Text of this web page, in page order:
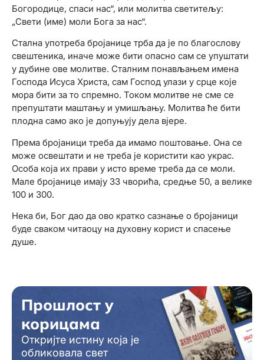
Богородице, спаси нас“, или молитва светитељу:
„Свети (име) моли Бога за нас“.
Стална употреба бројанице трба да је по благослову
свештеника, иначе може бити опасно сам се упуштати
у дубине ове молитве. Сталним понављањем имена
Господа Исуса Христа, сам Господ улази у срце које
мора бити за то спремно. Током молитве не сме се
препуштати маштању и умишљању. Молитва ће бити
плодна само ако је допуњују дела вјере.
Према бројаници треба да имамо поштовање. Она се
може освештати и не треба је користити као украс.
Особа која их прави у исто време треба да се моли.
Мале бројанице имају 33 чворића, средње 50, а велике
100 и 300.
Нека би, Бог дао да ово кратко сазнање о бројаници
буде сваком читаоцу на духовну корист и спасење
душе.
Прошлост у
корицама
Откријте истину која је
обликовала свет